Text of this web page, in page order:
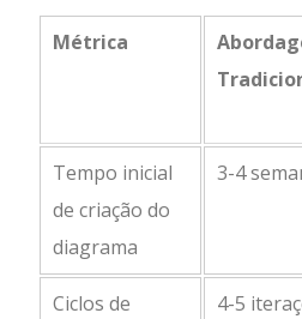
Métrica
Tempo inicial
de criação do
diagrama
3-4
Ciclos de
4-5